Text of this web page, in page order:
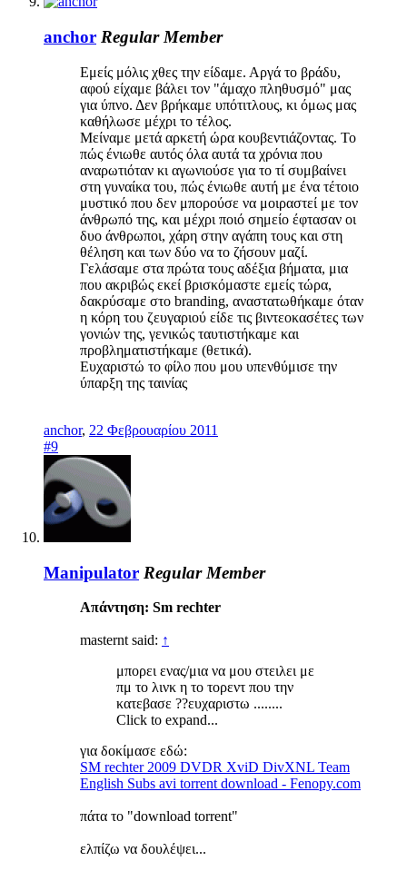
anchor Regular Member
Εμείς μόλις χθες την είδαμε. Αργά το βράδυ,
αφού είχαμε βάλει τον "άμαχο πληθυσμό" μας
για ύπνο. Δεν βρήκαμε υπότιτλους, κι όμως μας
καθήλωσε μέχρι το τέλος.
Μείναμε μετά αρκετή ώρα κουβεντιάζοντας. Το
πώς ένιωθε αυτός όλα αυτά τα χρόνια που
αναρωτιόταν κι αγωνιούσε για το τί συμβαίνει
στη γυναίκα του, πώς ένιωθε αυτή με ένα τέτοιο
μυστικό που δεν μπορούσε να μοιραστεί με τον
άνθρωπό της, και μέχρι ποιό σημείο έφτασαν οι
δυο άνθρωποι, χάρη στην αγάπη τους και στη
θέληση και των δύο να το ζήσουν μαζί.
Γελάσαμε στα πρώτα τους αδέξια βήματα, μια
που ακριβώς εκεί βρισκόμαστε εμείς τώρα,
δακρύσαμε στο branding, αναστατωθήκαμε όταν
η κόρη του ζευγαριού είδε τις βιντεοκασέτες των
γονιών της, γενικώς ταυτιστήκαμε και
προβληματιστήκαμε (θετικά).
Ευχαριστώ το φίλο που μου υπενθύμισε την
ύπαρξη της ταινίας
anchor, 22 Φεβρουαρίου 2011
#9
Manipulator Regular Member
Απάντηση: Sm rechter
masternt said: ↑
μπορει ενας/μια να μου στειλει με
πμ το λινκ η το τορεντ που την
κατεβασε ??ευχαριστω ........
Click to expand...
για δοκίμασε εδώ:
SM rechter 2009 DVDR XviD DivXNL Team
English Subs avi torrent download - Fenopy.com
πάτα το "download torrent"
ελπίζω να δουλέψει...